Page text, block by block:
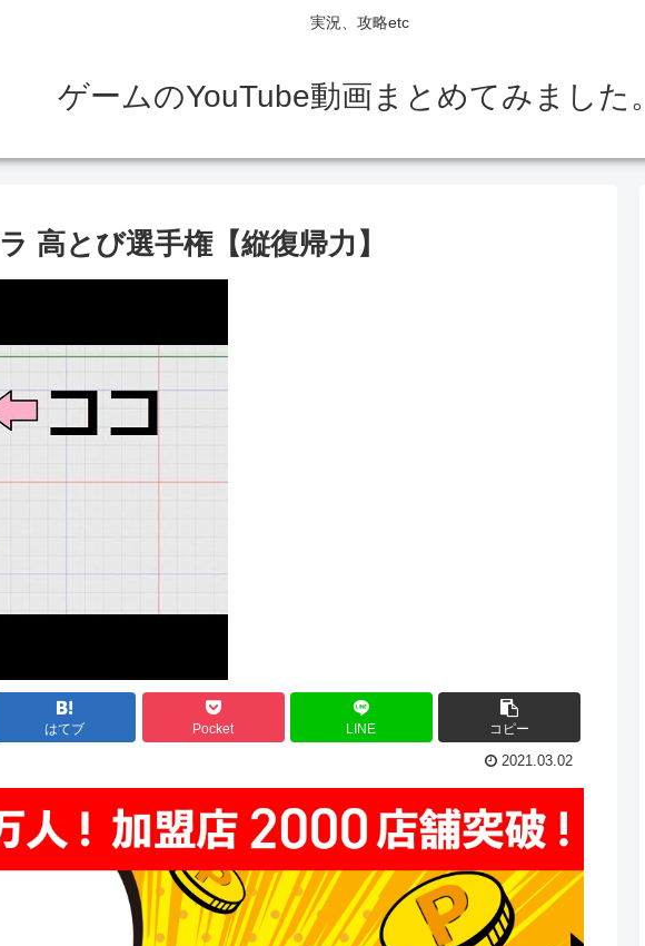
実況、攻略etc
ゲームのYouTube動画まとめてみました。
高とび選手権【縦復帰力】
はてブ Pocket LINE コピー
2021.03.02